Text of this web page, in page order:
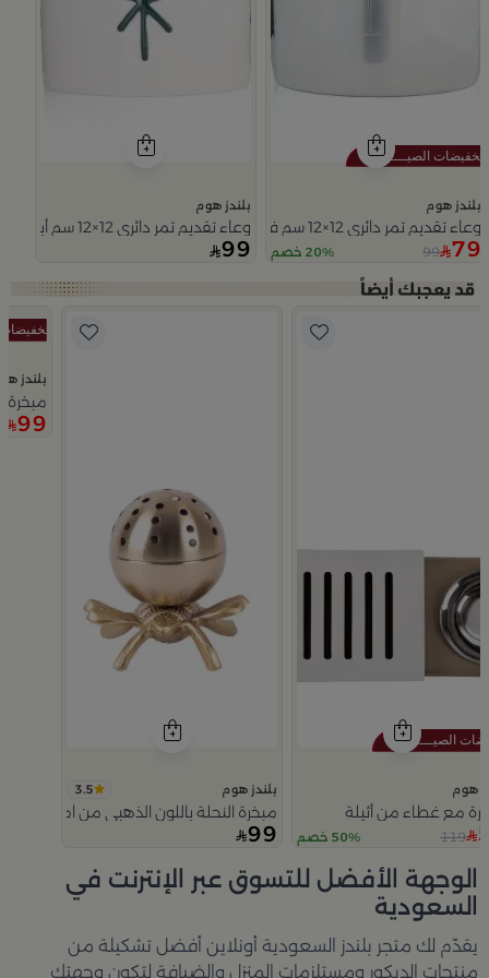
بلندز هوم
وعاء تقديم تمر دائري 12×12 سم فضي من الخزف الحجري بغطاء من عسيب
79
99 20% خصم
بلندز هوم
وعاء تقديم تمر دائري 12×12 سم أبيض وأزرق من الخزف الحجري بنقش نخلة من ميرلان
99
Slide 1 of 5
هوم
مع غطاء من أثيلة
119 50% خصم
بلندز هوم 3.5
مبخرة النحلة باللون الذهبي من امارا
99
بلندز
مبخرة
99
الوجهة الأفضل للتسوق عبر الإنترنت في
السعودية
يقدّم لك متجر بلندز السعودية أونلاين أفضل تشكيلة من
منتجات الديكور ومستلزمات المنزل والضيافة لتكون وجهتك